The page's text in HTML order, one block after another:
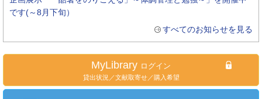
です(～8月下旬）
すべてのお知らせを見る
MyLibrary ログイン
貸出状況／文献取寄せ／購入希望